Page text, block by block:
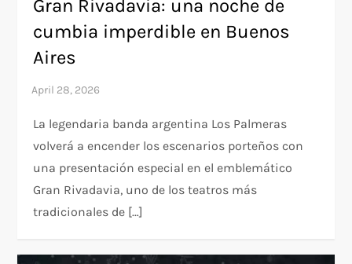
Gran Rivadavia: una noche de
cumbia imperdible en Buenos
Aires
La legendaria banda argentina Los Palmeras
volverá a encender los escenarios porteños con
una presentación especial en el emblemático
Gran Rivadavia, uno de los teatros más
tradicionales de […]